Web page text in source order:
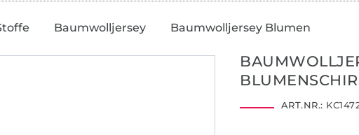
Baumwolljersey Baumwolljersey Blumen
ART.NR.: